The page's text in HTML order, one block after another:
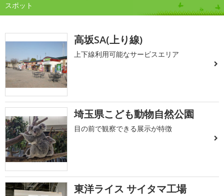
スポット
高坂SA(上り線)
上下線利用可能なサービスエリア
埼玉県こども動物自然公園
目の前で観察できる展示が特徴
東洋ライス サイタマ工場